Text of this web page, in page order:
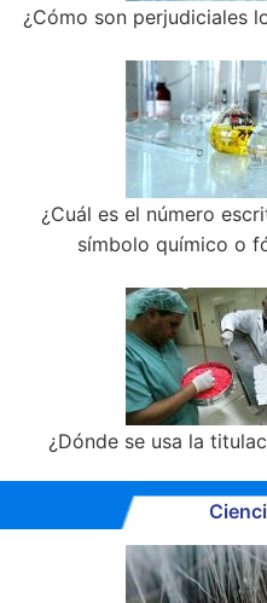
¿Cómo son perjudiciales
¿Cuál es el número
símbolo químico o
¿Dónde se usa la